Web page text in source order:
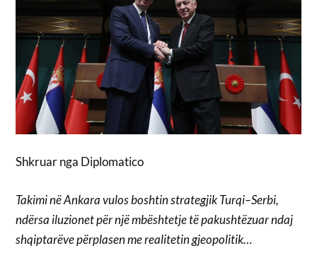
Shkruar nga Diplomatico
Takimi në Ankara vulos boshtin strategjik Turqi–Serbi,
ndërsa iluzionet për një mbështetje të pakushtëzuar ndaj
shqiptarëve përplasen me realitetin gjeopolitik…